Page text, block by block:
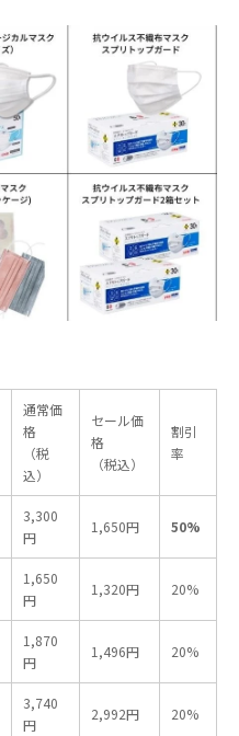
通常価
格
（税
込）
セール価
格
（税込）
割引
率
3,300
円
1,650円 50%
1,650
円
1,320円 20%
1,870
円
1,496円 20%
3,740
円
2,992円 20%